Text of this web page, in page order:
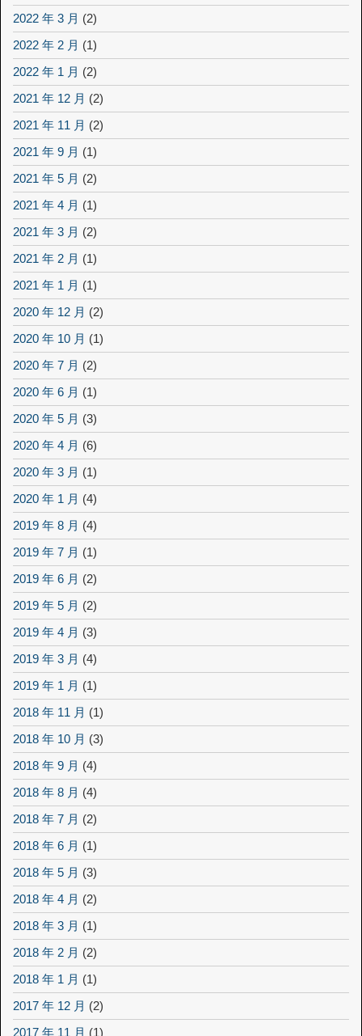
2022 年 3 月 (2)
2022 年 2 月 (1)
2022 年 1 月 (2)
2021 年 12 月 (2)
2021 年 11 月 (2)
2021 年 9 月 (1)
2021 年 5 月 (2)
2021 年 4 月 (1)
2021 年 3 月 (2)
2021 年 2 月 (1)
2021 年 1 月 (1)
2020 年 12 月 (2)
2020 年 10 月 (1)
2020 年 7 月 (2)
2020 年 6 月 (1)
2020 年 5 月 (3)
2020 年 4 月 (6)
2020 年 3 月 (1)
2020 年 1 月 (4)
2019 年 8 月 (4)
2019 年 7 月 (1)
2019 年 6 月 (2)
2019 年 5 月 (2)
2019 年 4 月 (3)
2019 年 3 月 (4)
2019 年 1 月 (1)
2018 年 11 月 (1)
2018 年 10 月 (3)
2018 年 9 月 (4)
2018 年 8 月 (4)
2018 年 7 月 (2)
2018 年 6 月 (1)
2018 年 5 月 (3)
2018 年 4 月 (2)
2018 年 3 月 (1)
2018 年 2 月 (2)
2018 年 1 月 (1)
2017 年 12 月 (2)
2017 年 11 月 (1)